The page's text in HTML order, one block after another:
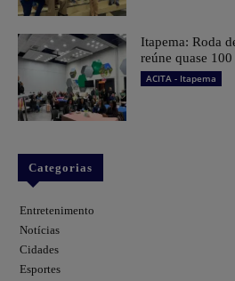
Itapema: Roda
reúne quase
ACITA - Itapema
Categorias
Entretenimento
Notícias
Cidades
Esportes